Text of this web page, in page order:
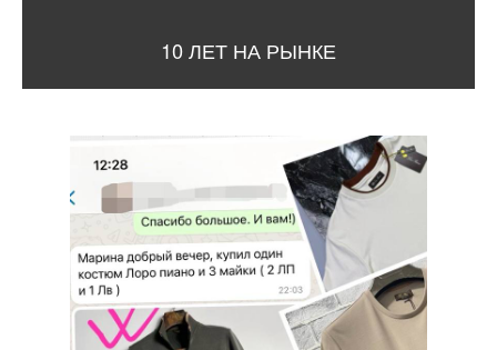
10 ЛЕТ НА РЫНКЕ